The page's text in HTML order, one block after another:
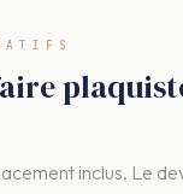
inclus. Le